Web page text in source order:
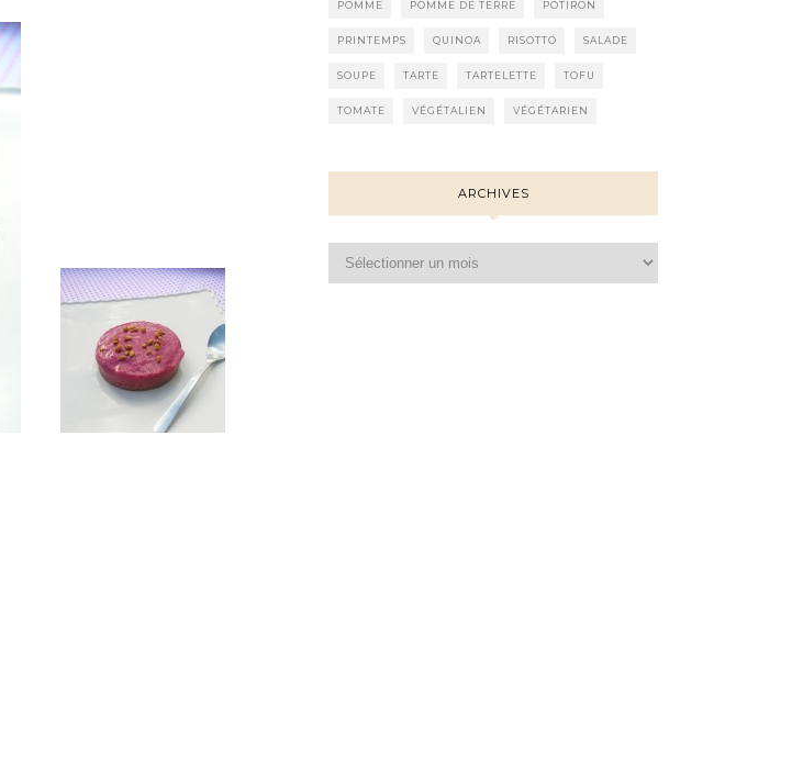
POMME POMME DE TERRE POTIRON
PRINTEMPS QUINOA RISOTTO SALADE
SOUPE TARTE TARTELETTE TOFU
TOMATE VÉGÉTALIEN VÉGÉTARIEN
ARCHIVES